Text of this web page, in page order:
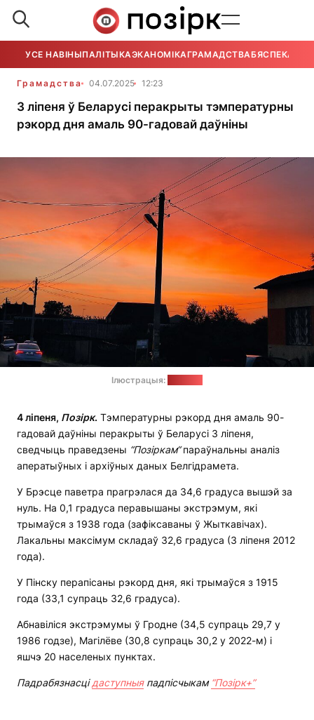
УСЕ НАВІНЫПАЛІТЫКАЭКАНОМІКАГРАМАДСТВАБЯСПЕКА
Грамадства 04.07.2025 12:23
3 ліпеня ў Беларусі перакрыты тэмпературны
рэкорд дня амаль 90-гадовай даўніны
Ілюстрацыя:
4 ліпеня, Позірк. Тэмпературны рэкорд дня амаль 90-
гадовай даўніны перакрыты ў Беларусі 3 ліпеня,
сведчыць праведзены “Позіркам“параўнальны аналіз
аператыўных і архіўных даных Белгідрамета.
У Брэсце паветра прагрэлася да 34,6 градуса вышэй за
нуль. На 0,1 градуса перавышаны экстрэмум, які
трымаўся з 1938 года (зафіксаваны ў Жыткавічах).
Лакальны максімум складаў 32,6 градуса (3 ліпеня 2012
года).
У Пінску перапісаны рэкорд дня, які трымаўся з 1915
года (33,1 супраць 32,6 градуса).
Абнавіліся экстрэмумы ў Гродне (34,5 супраць 29,7 у
1986 годзе), Магілёве (30,8 супраць 30,2 у 2022-м) і
яшчэ 20 населеных пунктах.
Падрабязнасцідаступныяпадпісчыкам “Позірк+”